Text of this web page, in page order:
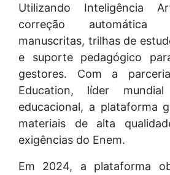
Utilizando Inteligência
correção automática
manuscritas, trilhas de
e suporte pedagógico
gestores. Com a
Education, líder
educacional, a plataforma
materiais de alta
exigências do Enem.
Em 2024, a plataforma